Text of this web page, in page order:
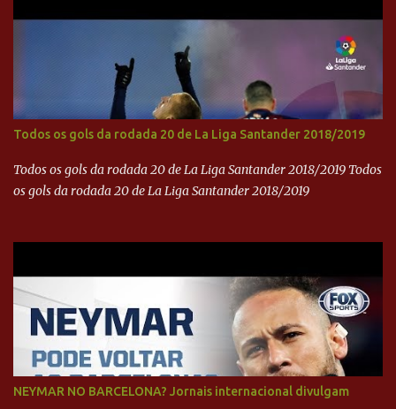
Todos os gols da rodada 20 de La Liga Santander 2018/2019
Todos os gols da rodada 20 de La Liga Santander 2018/2019 Todos
os gols da rodada 20 de La Liga Santander 2018/2019
NEYMAR NO BARCELONA? Jornais internacional divulgam